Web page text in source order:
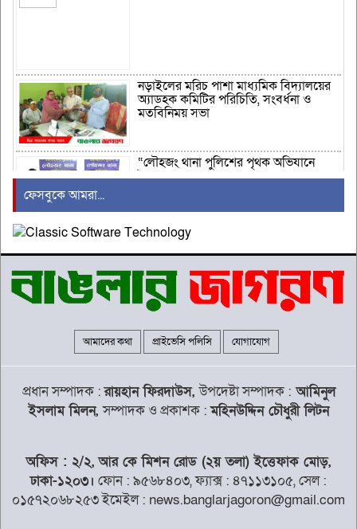
নড়াইলের মরিচ পাশা মাধ্যমিক বিদ্যালয়ের
অ্যাডহক কমিটির পরিচিতি, সংবর্ধনা ও
মতবিনিময় সভা
“লৌহজং থানা পুলিশের পৃথক অভিযানে
ইয়াবাসহ ০২ জন গ্রেফতার”
কালিগঞ্জে ট্রাকচাপায় চার বছরের শিশুর মৃত্যু
গণঅভ্যুত্থানের চেতনায় পুঁজিবাদ, সাম্রাজ্যবাদ
ও মৌলবাদবিরোধী সংগ্রাম অব্যাহত রাখার
আহ্বান
বাংলাদেশের বিপক্ষে খেলা নিয়ে রোমাঞ্চের
নারী ও শিশুর প্রতি সহিংসতা প্রতিরোধে
আইন সংস্কারের সুপারিশ মহিলা
ফেসবুকে আমরা...
আমাদের কথা প্রাইভেসি পলিসি যোগাযোগ
প্রধান সম্পাদক :রায়হান ফিরদাউস,উপদেষ্টা সম্পাদক : আমিনুল
ইসলাম মিলন,সম্পাদক ও প্রকাশক :মহিনউদ্দিন চৌধুরী লিটন
অফিস : ২/২, আর কে মিশন রোড (২য় তলা) ইত্তেফাক মোড়,
ঢাকা-১২০৩। ফোন : ৯৫৬৮৪০৩, ফ্যাক্স : ৪৭১১৩১০৫, সেল :
০১৫৭২০৬৮২৫৩ ইমেইল : news.banglarjagoron@gmail.com